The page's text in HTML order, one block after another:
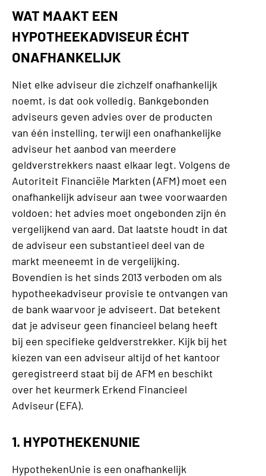
WAT MAAKT EEN
HYPOTHEEKADVISEUR ÉCHT
ONAFHANKELIJK
Niet elke adviseur die zichzelf onafhankelijk
noemt, is dat ook volledig. Bankgebonden
adviseurs geven advies over de producten
van één instelling, terwijl een onafhankelijke
adviseur het aanbod van meerdere
geldverstrekkers naast elkaar legt. Volgens de
Autoriteit Financiële Markten (AFM) moet een
onafhankelijk adviseur aan twee voorwaarden
voldoen: het advies moet ongebonden zijn én
vergelijkend van aard. Dat laatste houdt in dat
de adviseur een substantieel deel van de
markt meeneemt in de vergelijking.
Bovendien is het sinds 2013 verboden om als
hypotheekadviseur provisie te ontvangen van
de bank waarvoor je adviseert. Dat betekent
dat je adviseur geen financieel belang heeft
bij een specifieke geldverstrekker. Kijk bij het
kiezen van een adviseur altijd of het kantoor
geregistreerd staat bij de AFM en beschikt
over het keurmerk Erkend Financieel
Adviseur (EFA).
1. HYPOTHEKENUNIE
HypothekenUnie is een onafhankelijk